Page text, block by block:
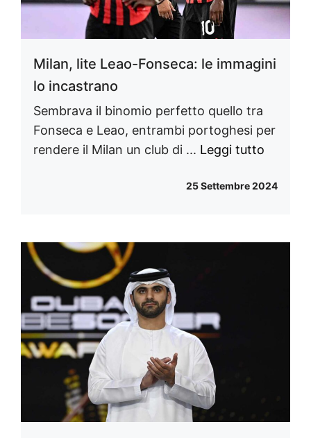
Milan, lite Leao-Fonseca: le immagini
lo incastrano
Sembrava il binomio perfetto quello tra
Fonseca e Leao, entrambi portoghesi per
rendere il Milan un club di ... Leggi tutto
25 Settembre 2024